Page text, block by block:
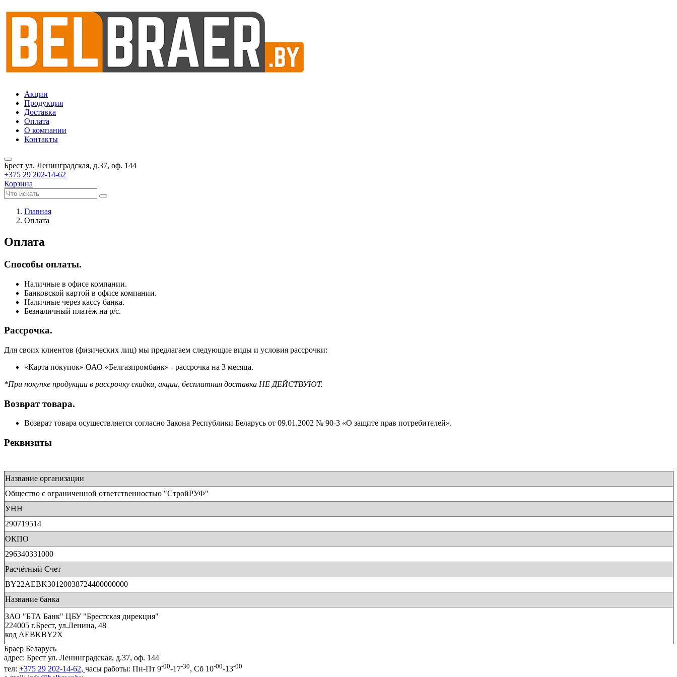
Акции
Продукция
Доставка
Оплата
О компании
Контакты
Брест ул. Ленинградская, д.37, оф. 144
+375 29 202-14-62
Корзина
Главная
Оплата
Оплата
Способы оплаты.
Наличные в офисе компании.
Банковской картой в офисе компании.
Наличные через кассу банка.
Безналичный платёж на р/с.
Рассрочка.
Для своих клиентов (физических лиц) мы предлагаем следующие виды и условия рассрочки:
«Карта покупок» ОАО «Белгазпромбанк» - рассрочка на 3 месяца.
*При покупке продукции в рассрочку скидки, акции, бесплатная доставка НЕ ДЕЙСТВУЮТ.
Возврат товара.
Возврат товара осуществляется согласно Закона Республики Беларусь от 09.01.2002 № 90-3 «О защите прав потребителей».
Реквизиты
Название организации
Общество с ограниченной ответственностью "СтройРУФ"
УНН
290719514
ОКПО
296340331000
Расчётный Счет
BY22AEBK30120038724400000000
Название банка
ЗАО "БТА Банк" ЦБУ "Брестская дирекция"
224005 г.Брест, ул.Ленина, 48
код AEBKBY2X
Браер Беларусь
адрес: Брест ул. Ленинградская, д.37, оф. 144
тел: +375 29 202-14-62, часы работы: Пн-Пт 9-00-17-30, Сб 10-00-13-00